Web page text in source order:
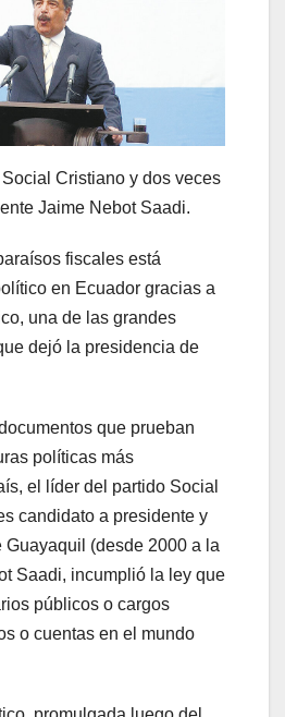
Cristiano y dos veces
Jaime Nebot Saadi.
fiscales está
en Ecuador gracias a
una de las grandes
dejó la presidencia de
que prueban
políticas más
el líder del partido Social
candidato a presidente y
Guayaquil (desde 2000 a la
Saadi, incumplió la ley que
públicos o cargos
o cuentas en el mundo